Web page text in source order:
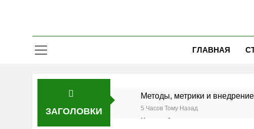
ГЛАВНАЯ
ЗАГОЛОВКИ
Методы, метрики и
5 Часов Тому Назад
Как выбрать телевизор в